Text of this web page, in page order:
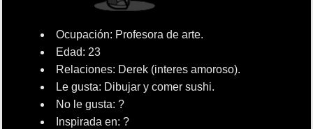
Ocupación: Profesora de arte.
Edad: 23
Relaciones: Derek (interes amoroso).
Le gusta: Dibujar y comer sushi.
No le gusta: ?
Inspirada en: ?